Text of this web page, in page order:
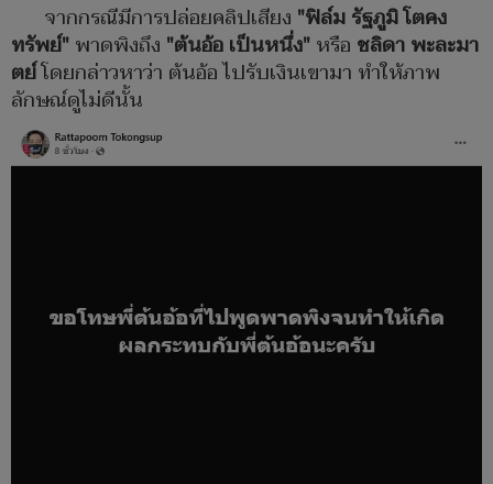
จากกรณีมีการปล่อยคลิปเสียง "ฟิล์ม รัฐภูมิ โตคง
ทรัพย์"พาดพิงถึง "ต้นอ้อ เป็นหนึ่ง"หรือ ชลิดา พะละมา
ตย์โดยกล่าวหาว่า ต้นอ้อ ไปรับเงินเขามา ทำให้ภาพ
ลักษณ์ดูไม่ดีนั้น